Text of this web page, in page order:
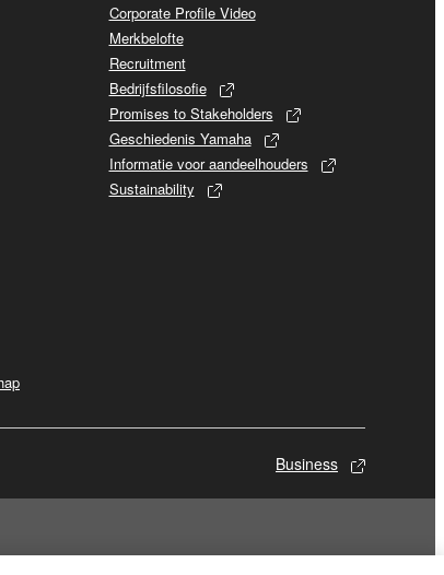
Corporate Profile Video
Merkbelofte
Recruitment
Bedrijfsfilosofie
Promises to Stakeholders
Geschiedenis Yamaha
Informatie voor aandeelhouders
Sustainability
Business